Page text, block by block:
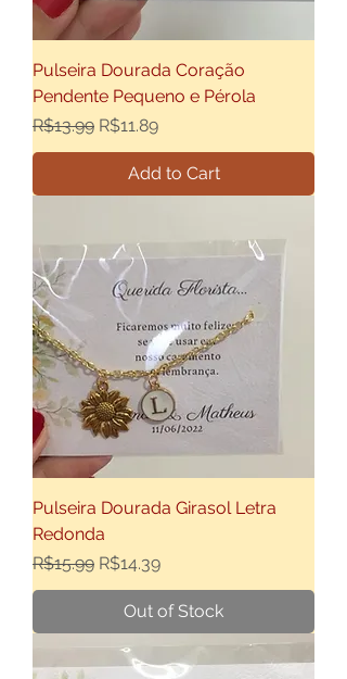
Pulseira Dourada Coração
Pendente Pequeno e Pérola
Regular Price
R$13.99 Sale Price
R$11.89
Add to Cart
Pulseira Dourada Girasol Letra
Redonda
Regular Price
R$15.99 Sale Price
R$14.39
Out of Stock